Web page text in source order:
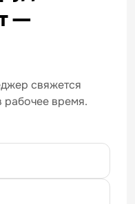
—
свяжется
рабочее время.